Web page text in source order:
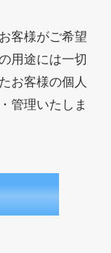
客様がご希望
用途には一切
お客様の個人
管理いたしま